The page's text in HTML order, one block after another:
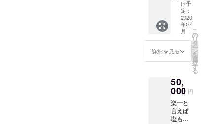
日 冷蔵
で3日で
す 配送
時期は
メール
連絡頂
くか備
頂ける
と助か
りま
す。 最
終の発
3ー4人
前 ×7
セット
こだわ
りの国
産牛も
450g 濃
プ約4人
前 ゴ
の爪 〆
の麺 上
記を7
食事券
です。
コロナ
収束後
の会社
のご宴
会など
にご利
しょう
か 有効
期限は
2022年
10月末
です お
け予
定：
2020
年07
月
詳細を見る
こ
の
リ
タ
ー
ン
を
選
択
す
る
50,
000 円
楽一と
言えば
塩もつ